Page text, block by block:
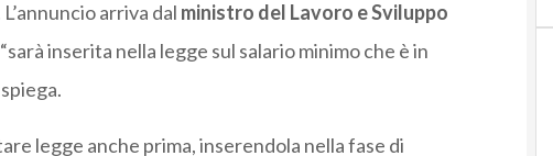
L’annuncio arriva dal ministro del Lavoro e Sviluppo
inserita nella legge sul salario minimo che è in
legge anche prima, inserendola nella fase di